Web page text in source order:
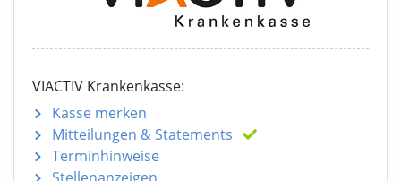
VIACTIV Krankenkasse:
Kasse merken
Mitteilungen & Statements
Terminhinweise